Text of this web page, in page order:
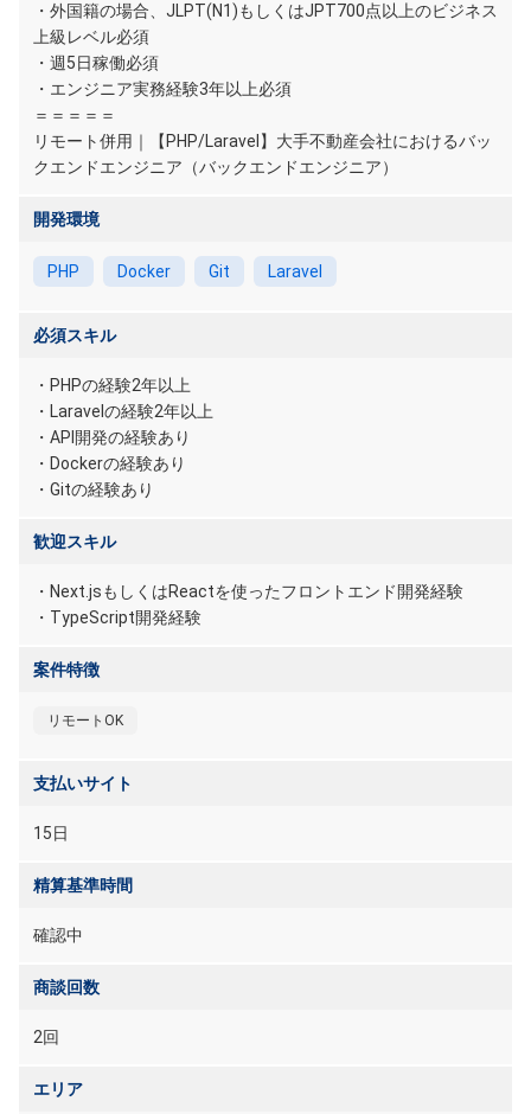
・外国籍の場合、JLPT(N1)もしくはJPT700点以上のビジネス
上級レベル必須
・週5日稼働必須
・エンジニア実務経験3年以上必須
＝＝＝＝＝
リモート併用｜【PHP/Laravel】大手不動産会社におけるバッ
クエンドエンジニア（バックエンドエンジニア）
開発環境
PHP Docker Git Laravel
必須スキル
・PHPの経験2年以上
・Laravelの経験2年以上
・API開発の経験あり
・Dockerの経験あり
・Gitの経験あり
歓迎スキル
・Next.jsもしくはReactを使ったフロントエンド開発経験
・TypeScript開発経験
案件特徴
リモートOK
支払いサイト
15日
精算基準時間
確認中
商談回数
2回
エリア